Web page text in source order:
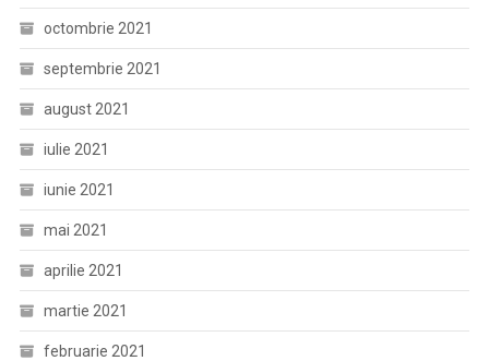
octombrie 2021
septembrie 2021
august 2021
iulie 2021
iunie 2021
mai 2021
aprilie 2021
martie 2021
februarie 2021